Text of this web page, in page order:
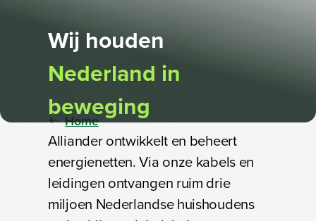
​Wij houden
Nederland in
beweging​
Home
Alliander ontwikkelt en beheert
energienetten. Via onze kabels en
leidingen ontvangen ruim drie
miljoen Nederlandse huishoudens